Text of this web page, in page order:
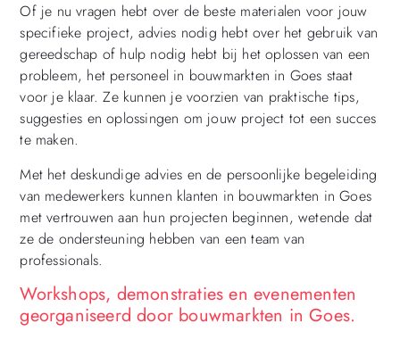
Of je nu vragen hebt over de beste materialen voor jouw
specifieke project, advies nodig hebt over het gebruik van
gereedschap of hulp nodig hebt bij het oplossen van een
probleem, het personeel in bouwmarkten in Goes staat
voor je klaar. Ze kunnen je voorzien van praktische tips,
suggesties en oplossingen om jouw project tot een succes
te maken.
Met het deskundige advies en de persoonlijke begeleiding
van medewerkers kunnen klanten in bouwmarkten in Goes
met vertrouwen aan hun projecten beginnen, wetende dat
ze de ondersteuning hebben van een team van
professionals.
Workshops, demonstraties en evenementen
georganiseerd door bouwmarkten in Goes.